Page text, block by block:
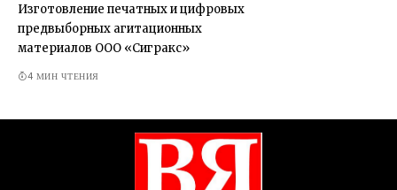
Изготовление печатных и цифровых
предвыборных агитационных
материалов ООО «Сигракс»
4 МИН ЧТЕНИЯ